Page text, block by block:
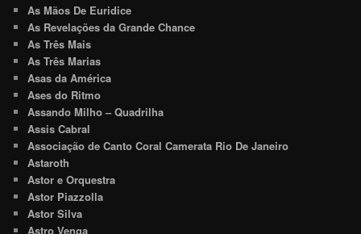
As Mãos De Euridice
As Revelações da Grande Chance
As Três Mais
As Três Marias
Asas da América
Ases do Ritmo
Assando Milho – Quadrilha
Assis Cabral
Associação de Canto Coral Camerata Rio De Janeiro
Astaroth
Astor e Orquestra
Astor Piazzolla
Astor Silva
Astro Venga